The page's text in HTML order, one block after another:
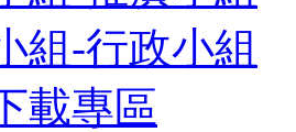
組-行政小組
載專區